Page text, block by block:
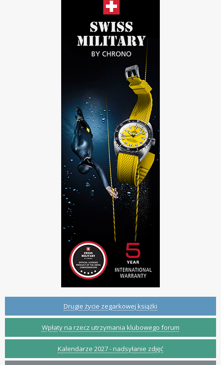
Drugie życie zegarkowej książki
Wpłaty na rzecz utrzymania klubowego forum
Kalendarze 2027 - nadsyłanie zdjęć